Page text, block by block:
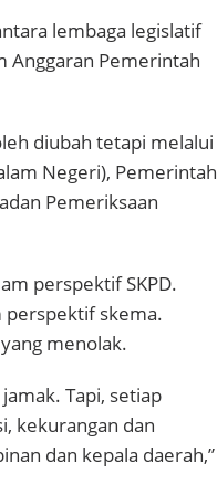
lembaga legislatif
Anggaran Pemerintah
diubah tetapi melalui
Negeri), Pemerintah
Pemeriksaan
perspektif SKPD.
perspektif skema.
menolak.
Tapi, setiap
kekurangan dan
dan kepala daerah,”